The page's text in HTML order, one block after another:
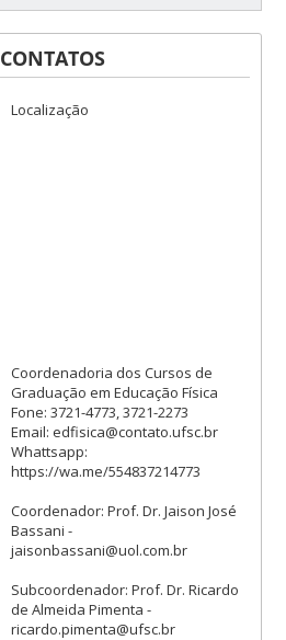
CONTATOS
Localização
Coordenadoria dos Cursos de
Graduação em Educação Física
Fone: 3721-4773, 3721-2273
Email: edfisica@contato.ufsc.br
Whattsapp:
https://wa.me/554837214773
Coordenador: Prof. Dr. Jaison José
Bassani -
jaisonbassani@uol.com.br
Subcoordenador: Prof. Dr. Ricardo
de Almeida Pimenta -
ricardo.pimenta@ufsc.br